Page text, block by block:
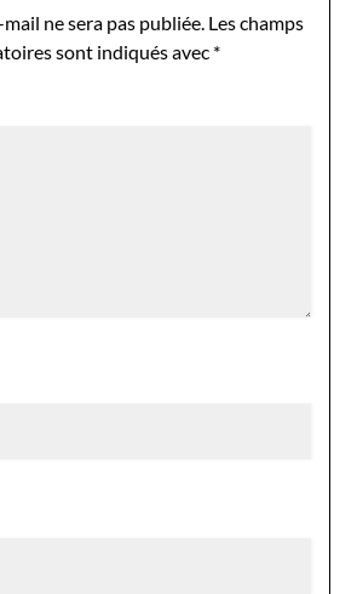
ne sera pas publiée. Les champs
sont indiqués avec *